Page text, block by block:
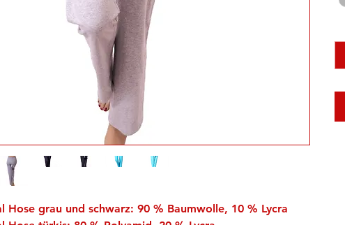
Hose grau und schwarz: 90 % Baumwolle, 10 % Lycra